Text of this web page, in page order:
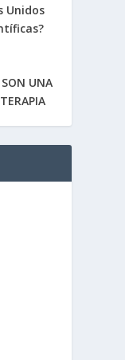
Unidos
SON UNA